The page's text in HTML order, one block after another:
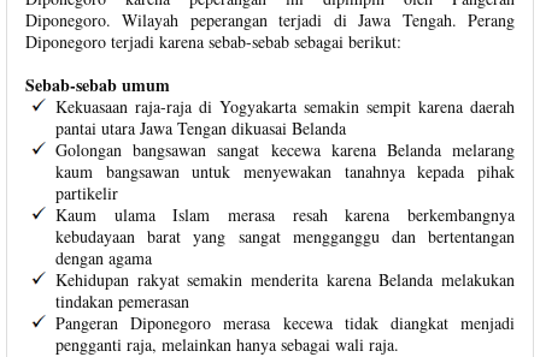
Diponegoro. Wilayah peperangan terjadi di Jawa Tengah. Perang
Diponegoro terjadi karena sebab-sebab sebagai berikut:
Sebab-sebab umum
Kekuasaan raja-raja di Yogyakarta semakin sempit karena daerah
pantai utara Jawa Tengan dikuasai Belanda
Golongan bangsawan sangat kecewa karena Belanda melarang
kaum bangsawan untuk menyewakan tanahnya kepada pihak
partikelir
Kaum ulama Islam merasa resah karena berkembangnya
kebudayaan barat yang sangat mengganggu dan bertentangan
dengan agama
Kehidupan rakyat semakin menderita karena Belanda melakukan
tindakan pemerasan
Pangeran Diponegoro merasa kecewa tidak diangkat menjadi
pengganti raja, melainkan hanya sebagai wali raja.